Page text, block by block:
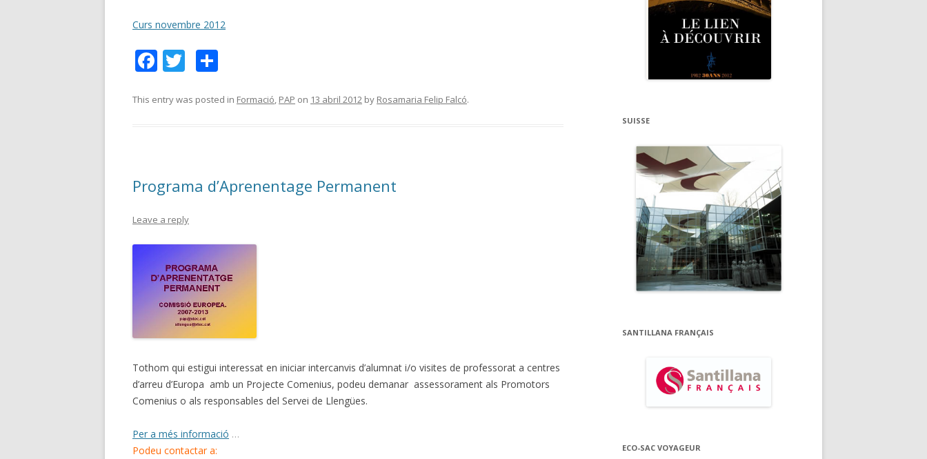
Curs novembre 2012
F
e
k
T
itt m
ix
This entry was posted in Formació, PAP on 13 abril 2012 by Rosamaria Felip Falcó.
Programa d’Aprenentage Permanent
Leave a reply
Tothom qui estigui interessat en iniciar intercanvis d’alumnat i/o visites de professorat a centres
d’arreu d’Europa amb un Projecte Comenius, podeu demanar assessorament als Promotors
Comenius o als responsables del Servei de Llengües.
Per a més informació …
Podeu contactar a:
SUISSE
SANTILLANA FRANÇAIS
ECO-SAC VOYAGEUR